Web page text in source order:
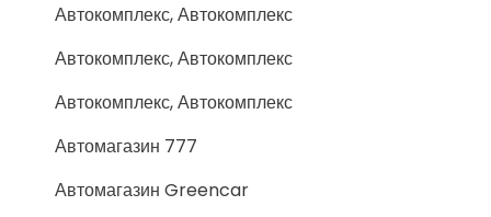
Автокомплекс, Автокомплекс
Автокомплекс, Автокомплекс
Автокомплекс, Автокомплекс
Автомагазин 777
Автомагазин Greencar